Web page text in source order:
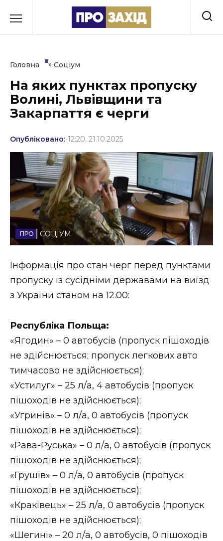
до
Культура
Освіта
Події
Політика
Соціум
Спорт
Стиль життя
Втрачений Ужгород (відеоверсія)
ЗАКАРПАТСЬКІ НОВИНИ
НОВИНИ ЗАХІДНОЇ УКРАЇНИ
ФОТО
ВІДЕО
Головна » Соціум
На яких пунктах пропуску
Волині, Львівщини та
Закарпаття є черги
Опубліковано: 12:20, 21.10.2025
СОЦІУМ
Інформація про стан черг перед пунктами
пропуску із сусідніми державами на виїзд
з України станом на 12.00:
Республіка Польща:
«Ягодин» – 0 автобусів (пропуск пішоходів
не здійснюється; пропуск легкових авто
тимчасово не здійснюється);
«Устилуг» – 25 л/а, 4 автобусів (пропуск
пішоходів не здійснюється);
«Угринів» – 0 л/а, 0 автобусів (пропуск
пішоходів не здійснюється);
«Рава-Руська» – 0 л/а, 0 автобусів (пропуск
пішоходів не здійснюється);
«Грушів» – 0 л/а, 0 автобусів (пропуск
пішоходів не здійснюється);
«Краківець» – 25 л/а, 0 автобусів (пропуск
пішоходів не здійснюється);
«Шегині» – 20 л/а, 0 автобусів, 0 пішоходів